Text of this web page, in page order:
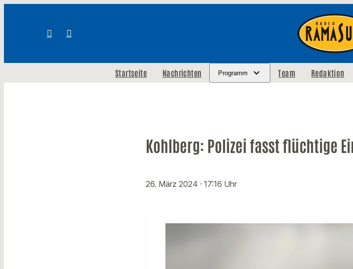
Startseite Nachrichten Programm Team Redaktion
Kohlberg: Polizei fasst flüchtige
26. März 2024 · 17:16 Uhr